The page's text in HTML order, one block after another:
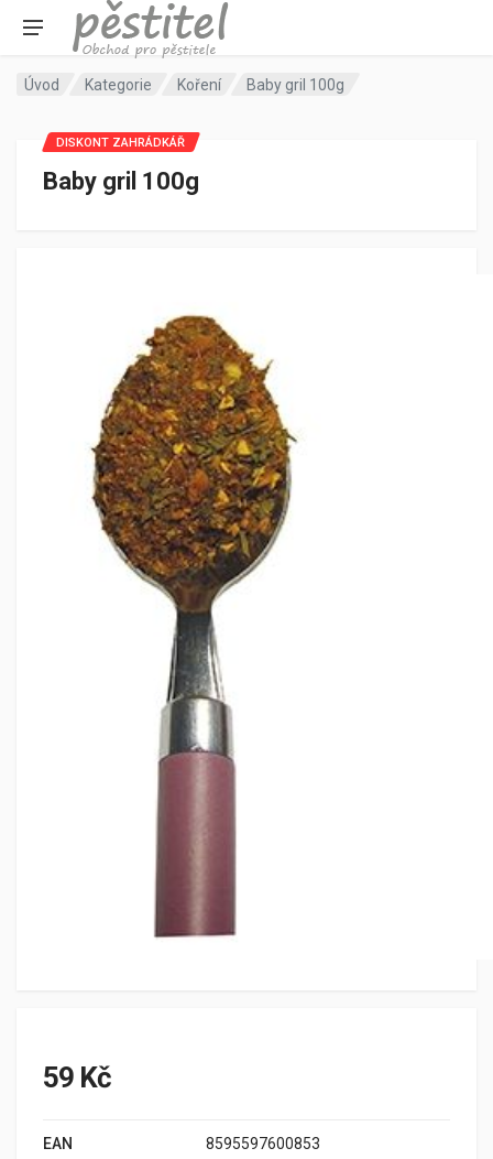
Úvod Kategorie Koření Baby gril 100g
Baby gril 100g
DISKONT ZAHRÁDKÁŘ
59 Kč
EAN
8595597600853